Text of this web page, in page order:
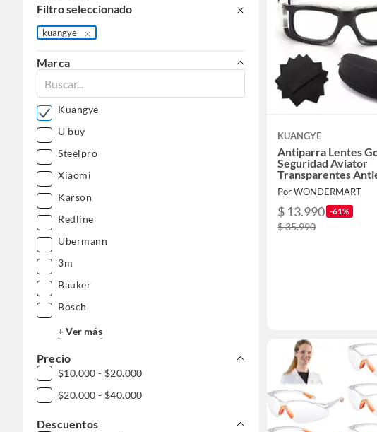
Filtro seleccionado
kuangye
Marca
Kuangye
U buy
Steelpro
Xiaomi
Karson
Redline
Ubermann
3m
Bauker
Bosch
+ Ver más
Precio
$10.000 - $20.000
$20.000 - $40.000
Descuentos
KUANGYE
Antiparra Lentes
Seguridad Aviator
Transparentes
Por WONDERMART
$ 13.990 -61%
$ 35.990